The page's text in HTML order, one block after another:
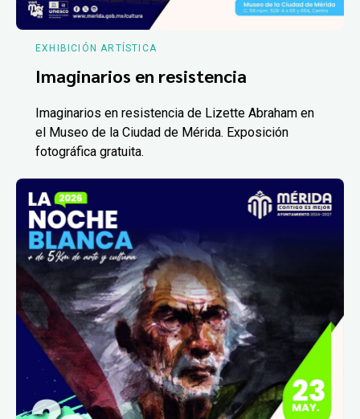
EXHIBICIÓN ARTÍSTICA
Imaginarios en resistencia
Imaginarios en resistencia de Lizette Abraham en
el Museo de la Ciudad de Mérida. Exposición
fotográfica gratuita.